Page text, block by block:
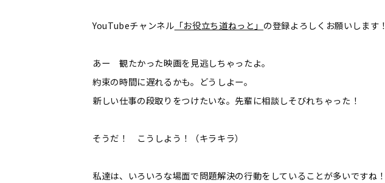
YouTubeチャンネル 「お役立ち道ねっと」 の登録よろしくお願いします！
あー 観たかった映画を見逃しちゃったよ。
約束の時間に遅れるかも。どうしよー。
新しい仕事の段取りをつけたいな。先輩に相談しそびれちゃった！
そうだ！ こうしよう！（キラキラ）
私達は、いろいろな場面で問題解決の行動をしていることが多いですね！